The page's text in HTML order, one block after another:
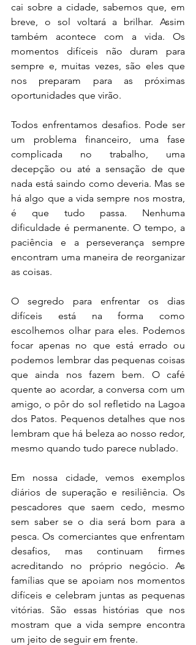
cai sobre a cidade, sabemos que, em
breve, o sol voltará a brilhar. Assim
também acontece com a vida. Os
momentos difíceis não duram para
sempre e, muitas vezes, são eles que
nos preparam para as próximas
oportunidades que virão.
Todos enfrentamos desafios. Pode ser
um problema financeiro, uma fase
complicada no trabalho, uma
decepção ou até a sensação de que
nada está saindo como deveria. Mas se
há algo que a vida sempre nos mostra,
é que tudo passa. Nenhuma
dificuldade é permanente. O tempo, a
paciência e a perseverança sempre
encontram uma maneira de reorganizar
as coisas.
O segredo para enfrentar os dias
difíceis está na forma como
escolhemos olhar para eles. Podemos
focar apenas no que está errado ou
podemos lembrar das pequenas coisas
que ainda nos fazem bem. O café
quente ao acordar, a conversa com um
amigo, o pôr do sol refletido na Lagoa
dos Patos. Pequenos detalhes que nos
lembram que há beleza ao nosso redor,
mesmo quando tudo parece nublado.
Em nossa cidade, vemos exemplos
diários de superação e resiliência. Os
pescadores que saem cedo, mesmo
sem saber se o dia será bom para a
pesca. Os comerciantes que enfrentam
desafios, mas continuam firmes
acreditando no próprio negócio. As
famílias que se apoiam nos momentos
difíceis e celebram juntas as pequenas
vitórias. São essas histórias que nos
mostram que a vida sempre encontra
um jeito de seguir em frente.